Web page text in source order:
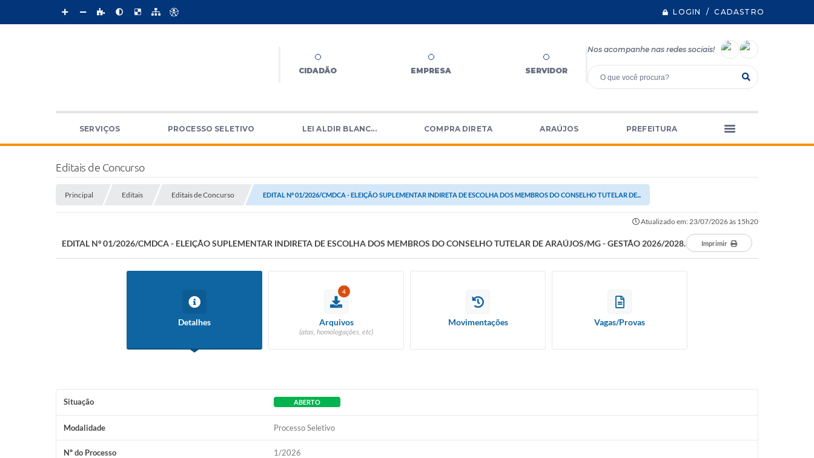
LOGIN / CADASTRO
CIDADÃO EMPRESA SERVIDOR
Nos acompanhe nas redes sociais!
SERVIÇOS PROCESSO SELETIVO LEI ALDIR BLANC... COMPRA DIRETA ARAÚJOS PREFEITURA
Editais de Concurso
Principal Editais Editais de Concurso EDITAL Nº 01/2026/CMDCA - ELEIÇÃO SUPLEMENTAR INDIRETA DE ESCOLHA DOS MEMBROS DO CONSELHO TUTELAR DE...
Atualizado em: 23/07/2026 às 15h20
EDITAL Nº 01/2026/CMDCA - ELEIÇÃO SUPLEMENTAR INDIRETA DE ESCOLHA DOS MEMBROS DO CONSELHO TUTELAR DE ARAÚJOS/MG - GESTÃO 2026/2028. Imprimir
Detalhes
4
Arquivos
(atas, homologações, etc)
Movimentações Vagas/Provas
Situação ABERTO
Modalidade Processo Seletivo
Nº do Processo 1/2026